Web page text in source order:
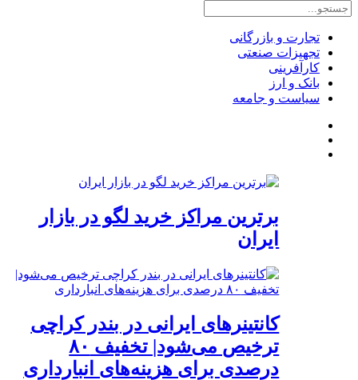
تجارت و بازرگانی
تجهیزات صنعتی
کارآفرینی
بانک و ارز
سیاست و جامعه
برترین مراکز خرید لگو در بازار
ایران
کانتینرهای ایرانی در بندر کراچی
ترخیص می‌شود| تخفیف ۸۰
درصدی برای هزینه‌های انبارداری